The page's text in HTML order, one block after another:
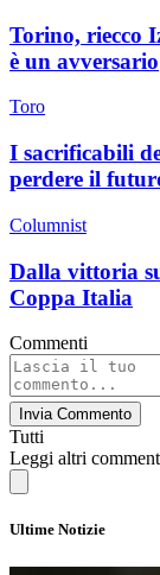
Torino, riecco
è un avversario
Toro
I sacrificabili
perdere il
Columnist
Dalla vittoria
Coppa Italia
Commenti
Invia Commento
Tutti
Leggi altri
Ultime Notizie